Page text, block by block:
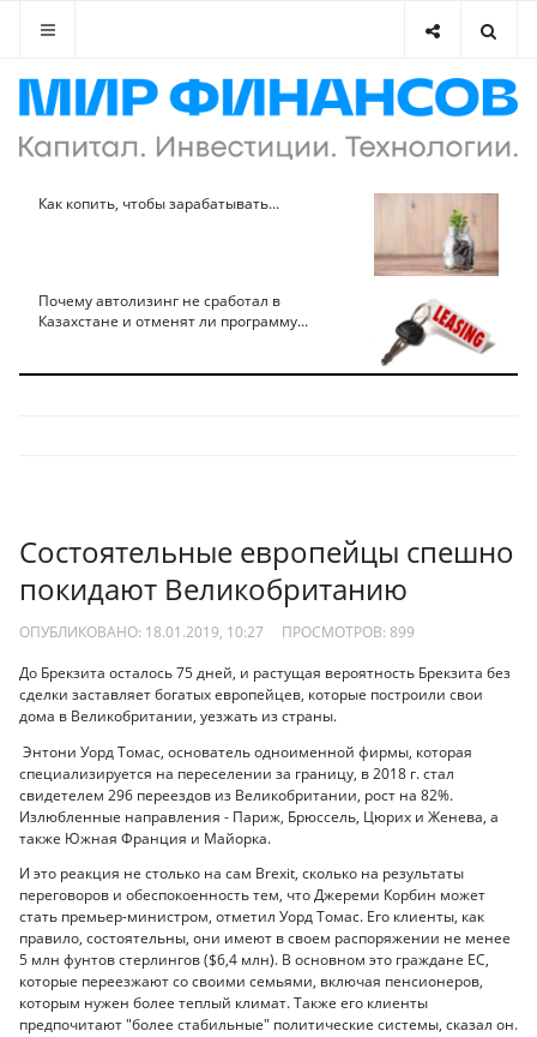
Как копить, чтобы зарабатывать...
Почему автолизинг не сработал в
Казахстане и отменят ли программу...
Состоятельные европейцы спешно
покидают Великобританию
ОПУБЛИКОВАНО: 18.01.2019, 10:27 ПРОСМОТРОВ: 899
До Брекзита осталось 75 дней, и растущая вероятность Брекзита без
сделки заставляет богатых европейцев, которые построили свои
дома в Великобритании, уезжать из страны.
Энтони Уорд Томас, основатель одноименной фирмы, которая
специализируется на переселении за границу, в 2018 г. стал
свидетелем 296 переездов из Великобритании, рост на 82%.
Излюбленные направления - Париж, Брюссель, Цюрих и Женева, а
также Южная Франция и Майорка.
И это реакция не столько на сам Brexit, сколько на результаты
переговоров и обеспокоенность тем, что Джереми Корбин может
стать премьер-министром, отметил Уорд Томас. Его клиенты, как
правило, состоятельны, они имеют в своем распоряжении не менее
5 млн фунтов стерлингов ($6,4 млн). В основном это граждане ЕС,
которые переезжают со своими семьями, включая пенсионеров,
которым нужен более теплый климат. Также его клиенты
предпочитают "более стабильные" политические системы, сказал он.